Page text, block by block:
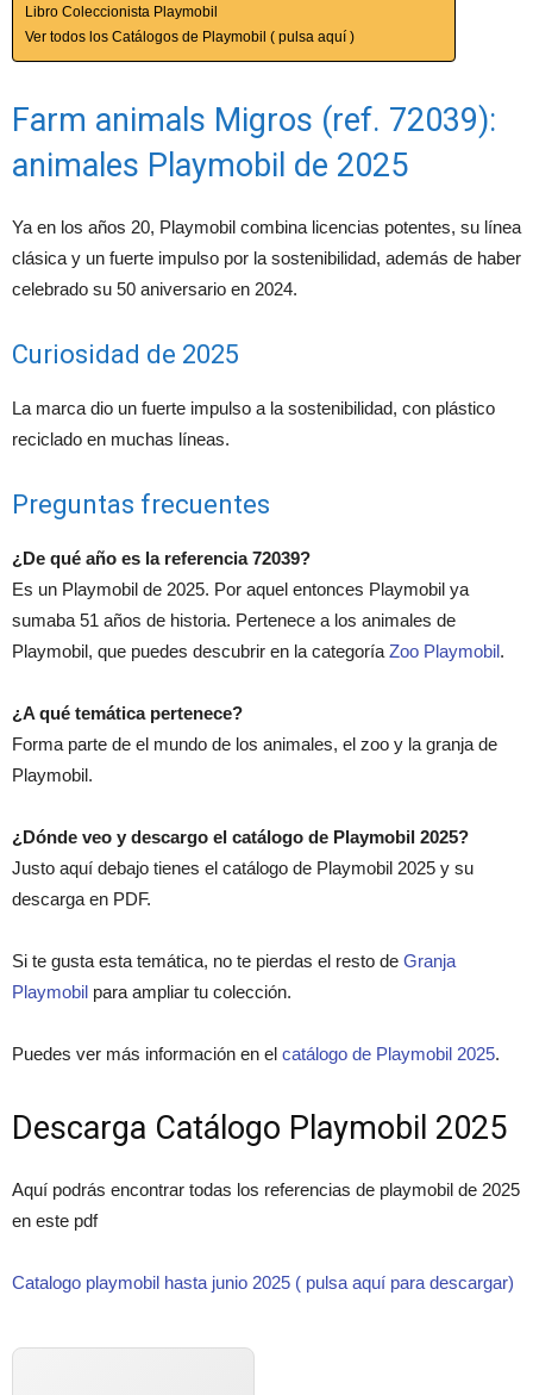
Libro Coleccionista Playmobil
Ver todos los Catálogos de Playmobil ( pulsa aquí )
Farm animals Migros (ref. 72039):
animales Playmobil de 2025
Ya en los años 20, Playmobil combina licencias potentes, su línea
clásica y un fuerte impulso por la sostenibilidad, además de haber
celebrado su 50 aniversario en 2024.
Curiosidad de 2025
La marca dio un fuerte impulso a la sostenibilidad, con plástico
reciclado en muchas líneas.
Preguntas frecuentes
¿De qué año es la referencia 72039?
Es un Playmobil de 2025. Por aquel entonces Playmobil ya
sumaba 51 años de historia. Pertenece a los animales de
Playmobil, que puedes descubrir en la categoría Zoo Playmobil.
¿A qué temática pertenece?
Forma parte de el mundo de los animales, el zoo y la granja de
Playmobil.
¿Dónde veo y descargo el catálogo de Playmobil 2025?
Justo aquí debajo tienes el catálogo de Playmobil 2025 y su
descarga en PDF.
Si te gusta esta temática, no te pierdas el resto de Granja
Playmobil para ampliar tu colección.
Puedes ver más información en el catálogo de Playmobil 2025.
Descarga Catálogo Playmobil 2025
Aquí podrás encontrar todas los referencias de playmobil de 2025
en este pdf
Catalogo playmobil hasta junio 2025 ( pulsa aquí para descargar)